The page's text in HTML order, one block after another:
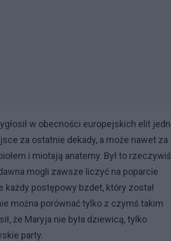
w obecności europejskich elit
za ostatnie dekady, a może nawet za
i miotają anatemy. Był to
mogli zawsze liczyć na poparcie
każdy postępowy bzdet, który został
można porównać tylko z czymś takim
że Maryja nie była dziewicą, tylko
party.